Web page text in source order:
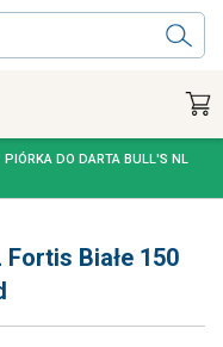
PIÓRKA DO DARTA BULL'S NL
Białe 150